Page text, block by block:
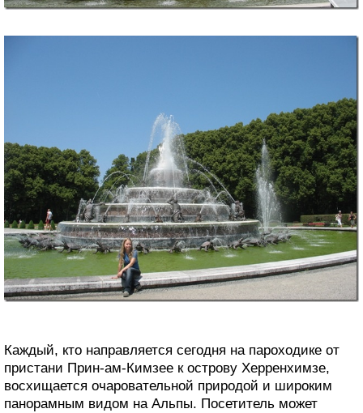
Каждый, кто направляется сегодня на пароходике от
пристани Прин-ам-Кимзее к острову Херренхимзе,
восхищается очаровательной природой и широким
панорамным видом на Альпы. Посетитель может